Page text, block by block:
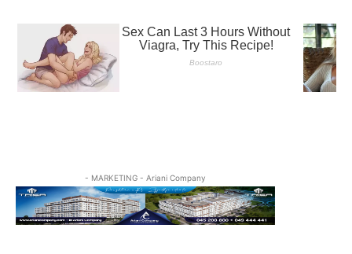
- MARKETING - Ariani Company